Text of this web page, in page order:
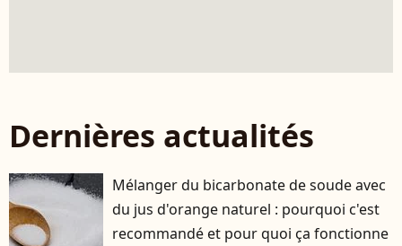
Dernières actualités
Mélanger du bicarbonate de soude avec
du jus d'orange naturel : pourquoi c'est
recommandé et pour quoi ça fonctionne